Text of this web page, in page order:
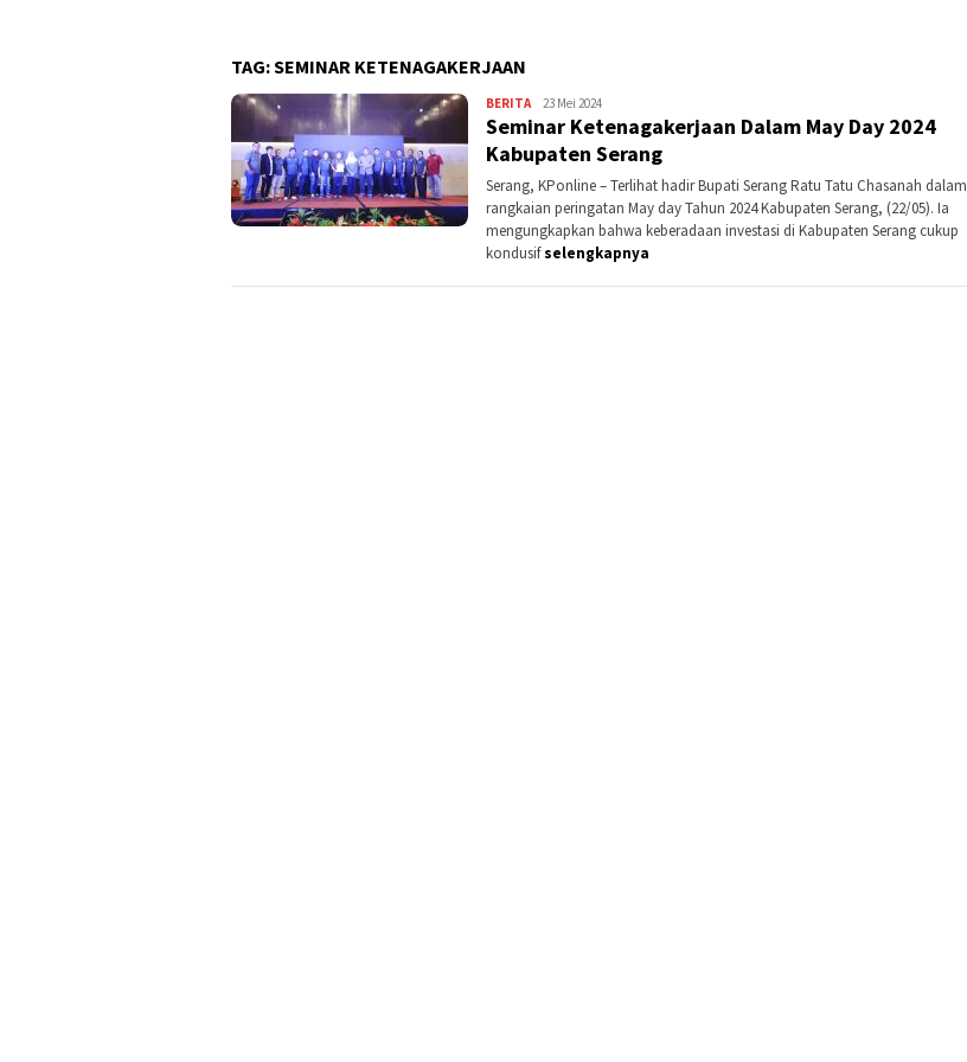
TAG:SEMINAR KETENAGAKERJAAN
BERITAKontributor
Serang
23 Mei 2024
Seminar Ketenagakerjaan Dalam May Day 2024
Kabupaten Serang
Serang, KPonline – Terlihat hadir Bupati Serang Ratu Tatu Chasanah dalam
rangkaian peringatan May day Tahun 2024 Kabupaten Serang, (22/05). Ia
mengungkapkan bahwa keberadaan investasi di Kabupaten Serang cukup
kondusifselengkapnya